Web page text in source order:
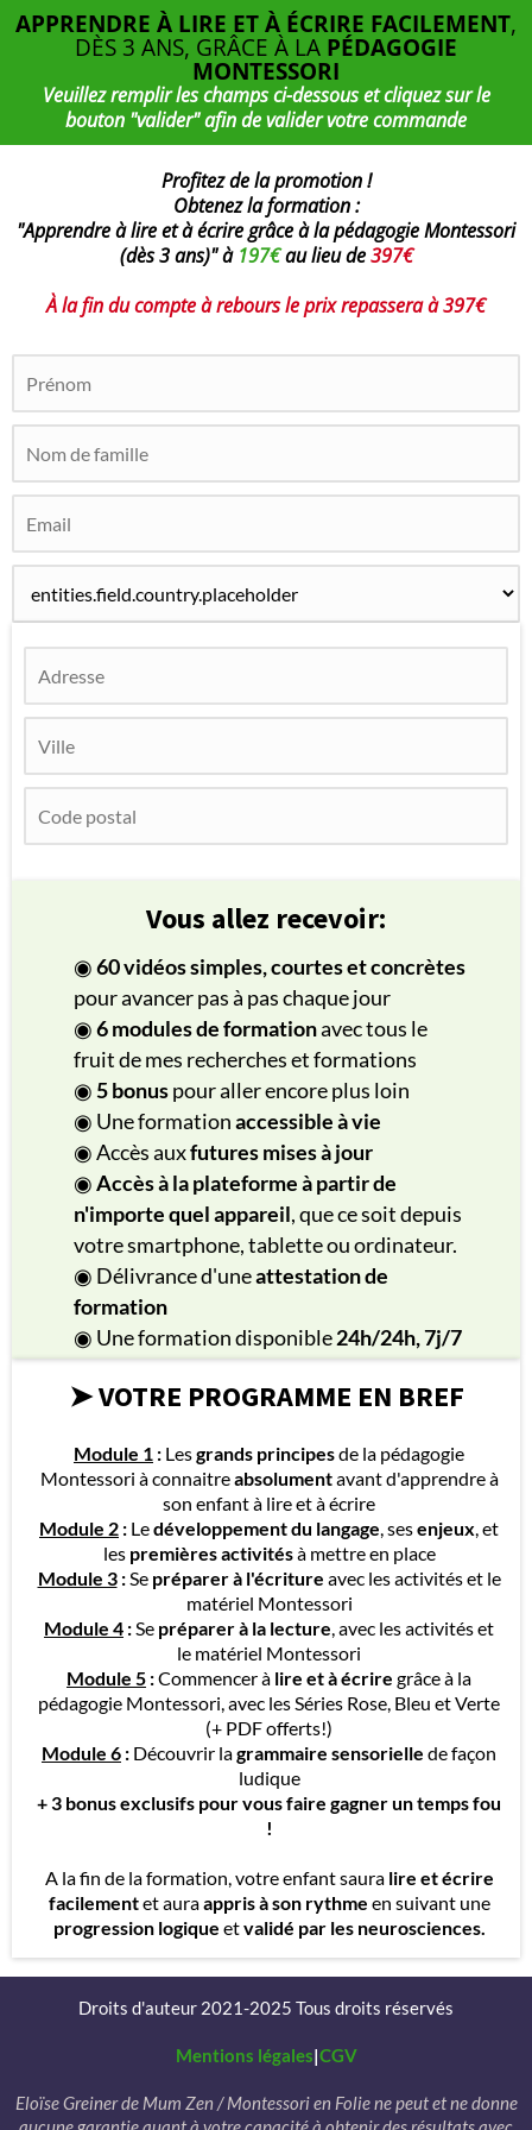
APPRENDRE À LIRE ET À ÉCRIRE FACILEMENT,
DÈS 3 ANS, GRÂCE À LA PÉDAGOGIE
MONTESSORI
Veuillez remplir les champs ci-dessous et cliquez sur le
bouton "valider" afin de valider votre commande
Profitez de la promotion !
Obtenez la formation :
"Apprendre à lire et à écrire grâce à la pédagogie Montessori
(dès 3 ans)" à 197€au lieu de397€
À la fin du compte à rebours le prix repassera à 397€
Vous allez recevoir:
◉60 vidéos simples, courtes et concrètes
pour avancer pas à pas chaque jour
◉6 modules de formationavec tous le
fruit de mes recherches et formations
◉5 bonuspour aller encore plus loin
◉ Une formationaccessible à vie
◉ Accès auxfutures mises à jour
◉Accès à la plateforme à partir de
n'importe quel appareil, que ce soit depuis
votre smartphone, tablette ou ordinateur.
◉ Délivrance d'uneattestation de
formation
◉ Une formation disponible24h/24h, 7j/7
➤ VOTRE PROGRAMME EN BREF
Module 1 : Lesgrands principesde la pédagogie
Montessori à connaitreabsolumentavant d'apprendre à
son enfant à lire et à écrire
Module 2 : Ledéveloppement du langage, sesenjeux, et
les premières activitésà mettre en place
Module 3:Se préparer à l'écriture avec les activités et le
matériel Montessori
Module 4 :Se préparer à la lecture, avec les activités et
le matériel Montessori
Module 5 :Commencer à lire et à écrire grâce à la
pédagogie Montessori, avec les Séries Rose, Bleu et Verte
(+ PDF offerts!)
Module 6 : Découvrir lagrammaire sensorielle de façon
ludique
+ 3 bonus exclusifs pour vous faire gagner un temps fou
!
A la fin de la formation, votre enfant saura lire et écrire
facilementet auraappris à son rythme en suivant une
progression logique etvalidé par les neurosciences.
Droits d'auteur 2021-2025 Tous droits réservés
Mentions légales|CGV
Eloïse Greiner de Mum Zen / Montessori en Folie ne peut et ne donne